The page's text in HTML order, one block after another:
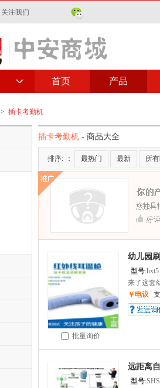
关注我们
首页 产品
> 插卡考勤机
插卡考勤机 - 商品大全
排序: ： 最热门 最新 所
批量询价
幼儿园
型号:hxt5
来了这套
￥电议
远距离
型号: